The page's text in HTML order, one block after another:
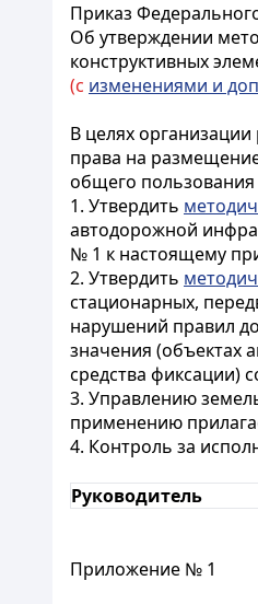
Приказ
Об утверждении
конструктивных
(с изменениями и
В целях
права на
общего
1. Утвердить
автодорожной
№ 1 к настоящему
2. Утвердить
стационарных,
нарушений правил
значения (объектах
средства фиксации)
3. Управлению
применению
4. Контроль за
Руководитель
Приложение № 1